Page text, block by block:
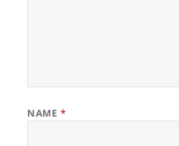
NAME *